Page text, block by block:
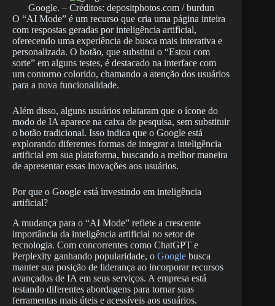
Google. – Créditos: depositphotos.com / burdun
O “AI Mode” é um recurso que cria uma página inteira
com respostas geradas por inteligência artificial,
oferecendo uma experiência de busca mais interativa e
personalizada. O botão, que substitui o “Estou com
sorte” em alguns testes, é destacado na interface com
um contorno colorido, chamando a atenção dos usuários
para a nova funcionalidade.
Além disso, alguns usuários relataram que o ícone do
modo de IA aparece na caixa de pesquisa, sem substituir
o botão tradicional. Isso indica que o Google está
explorando diferentes formas de integrar a inteligência
artificial em sua plataforma, buscando a melhor maneira
de apresentar essas inovações aos usuários.
Por que o Google está investindo em inteligência
artificial?
A mudança para o “AI Mode” reflete a crescente
importância da inteligência artificial no setor de
tecnologia. Com concorrentes como ChatGPT e
Perplexity ganhando popularidade, o Google busca
manter sua posição de liderança ao incorporar recursos
avançados de IA em seus serviços. A empresa está
testando diferentes abordagens para tornar suas
ferramentas mais úteis e acessíveis aos usuários.